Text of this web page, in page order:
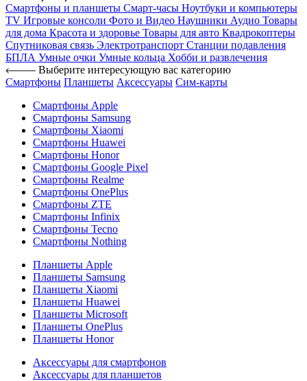
Смартфоны и планшеты Смарт-часы Ноутбуки и компьютеры
TV Игровые консоли Фото и Видео Наушники Аудио Товары
для дома Красота и здоровье Товары для авто Квадрокоптеры
Спутниковая связь Электротранспорт Станции подавления
БПЛА Умные очки Умные кольца Хобби и развлечения
Выберите интересующую вас категорию
Смартфоны Планшеты Аксессуары Сим-карты
Смартфоны Apple
Смартфоны Samsung
Смартфоны Xiaomi
Смартфоны Huawei
Смартфоны Honor
Смартфоны Google Pixel
Смартфоны Realme
Смартфоны OnePlus
Смартфоны ZTE
Смартфоны Infinix
Смартфоны Tecno
Смартфоны Nothing
Планшеты Apple
Планшеты Samsung
Планшеты Xiaomi
Планшеты Huawei
Планшеты Microsoft
Планшеты OnePlus
Планшеты Honor
Аксессуары для смартфонов
Аксессуары для планшетов